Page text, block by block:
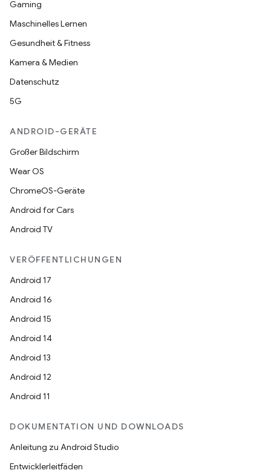
Gaming
Maschinelles Lernen
Gesundheit & Fitness
Kamera & Medien
Datenschutz
5G
ANDROID-GERÄTE
Großer Bildschirm
Wear OS
ChromeOS-Geräte
Android for Cars
Android TV
VERÖFFENTLICHUNGEN
Android 17
Android 16
Android 15
Android 14
Android 13
Android 12
Android 11
DOKUMENTATION UND DOWNLOADS
Anleitung zu Android Studio
Entwicklerleitfäden